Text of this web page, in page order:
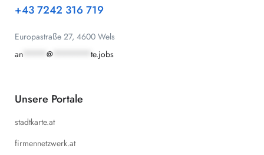
+43 7242 316 719
Europastraße 27, 4600 Wels
an
@ te.jobs
Unsere Portale
stadtkarte.at
firmennetzwerk.at